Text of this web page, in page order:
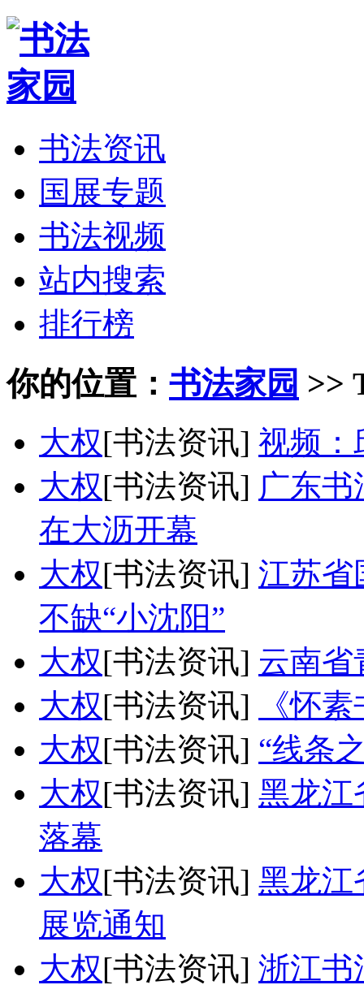
书法资讯
国展专题
书法视频
站内搜索
排行榜
你的位置： 书法家园 >>
大权[书法资讯] 视频：
大权[书法资讯] 广东
在大沥开幕
大权[书法资讯] 江苏省
不缺“小沈阳”
大权[书法资讯] 云南省
大权[书法资讯]
《怀
大权[书法资讯] “线条
大权[书法资讯] 黑龙江
落幕
大权[书法资讯] 黑龙江
展览通知
大权[书法资讯] 浙江书